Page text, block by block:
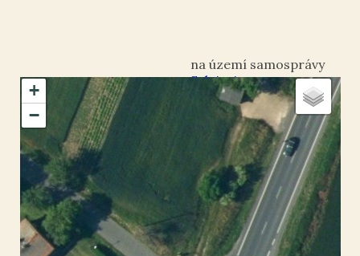
+
−
Sulejovice
okres Litoměřice
Sulejovice
50.50214 14.032322
Kříž